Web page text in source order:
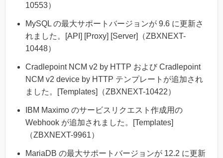
10553）
MySQL の最大サポートバージョンが 9.6 に更新さ
れました。[API] [Proxy] [Server]（ZBXNEXT-
10448）
Cradlepoint NCM v2 by HTTP および Cradlepoint
NCM v2 device by HTTP テンプレートが追加され
ました。[Templates]（ZBXNEXT-10422）
IBM Maximo のサービスリクエスト作成用の
Webhook が追加されました。[Templates]
（ZBXNEXT-9961）
MariaDB の最大サポートバージョンが 12.2 に更新